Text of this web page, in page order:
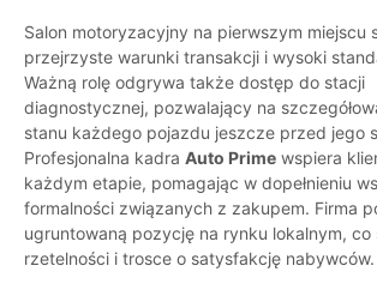
Salon motoryzacyjny na pierwszym miejscu
przejrzyste warunki transakcji i wysoki
Ważną rolę odgrywa także dostęp do stacji
diagnostycznej, pozwalający na
stanu każdego pojazdu jeszcze przed jego
Profesjonalna kadra Auto Prime wspiera
każdym etapie, pomagając w dopełnieniu
formalności związanych z zakupem. Firma
ugruntowaną pozycję na rynku lokalnym,
rzetelności i trosce o satysfakcję nabywców.